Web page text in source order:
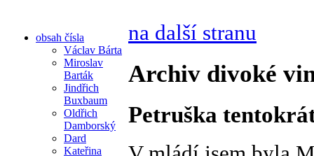
obsah čísla
Václav Bárta
Miroslav
Barták
Jindřich
Buxbaum
Oldřich
Damborský
Dard
Kateřina
na další stranu
Archiv divoké
Petruška